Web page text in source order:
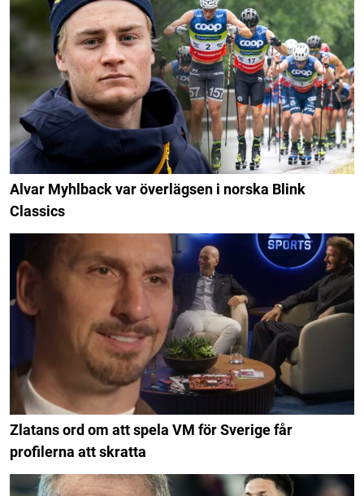
Alvar Myhlback var överlägsen i norska Blink
Classics
Zlatans ord om att spela VM för Sverige får
profilerna att skratta